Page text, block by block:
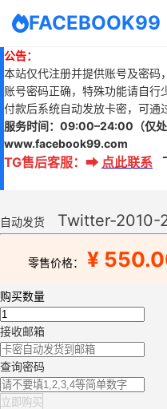
FACEBOOK99
公告：
本站仅代注册并提供账号及密码
账号密码正确，特殊功能请自行
付款后系统自动发放卡密，可通
服务时间： 09:00–24:00 （仅
www.facebook99.com
TG售后客服： ➡ 点此联系
自动发货 Twitter-2010-
零售价格：
¥
购买数量
接收邮箱
查询密码
立即购买